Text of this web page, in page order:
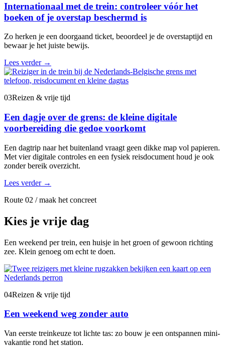
Internationaal met de trein: controleer vóór het
boeken of je overstap beschermd is
Zo herken je een doorgaand ticket, beoordeel je de overstaptijd en
bewaar je het juiste bewijs.
Lees verder →
03Reizen & vrije tijd
Een dagje over de grens: de kleine digitale
voorbereiding die gedoe voorkomt
Een dagtrip naar het buitenland vraagt geen dikke map vol papieren.
Met vier digitale controles en een fysiek reisdocument houd je ook
zonder bereik overzicht.
Lees verder →
Route 02 / maak het concreet
Kies je vrije dag
Een weekend per trein, een huisje in het groen of gewoon richting
zee. Klein genoeg om echt te doen.
04Reizen & vrije tijd
Een weekend weg zonder auto
Van eerste treinkeuze tot lichte tas: zo bouw je een ontspannen mini-
vakantie rond het station.